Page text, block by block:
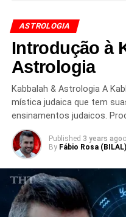
ASTROLOGIA
Introdução à
Astrologia
Kabbalah & Astrologia A
mística judaica que tem
ensinamentos judaicos.
Published 3 years ago
By Fábio Rosa (BILAL)